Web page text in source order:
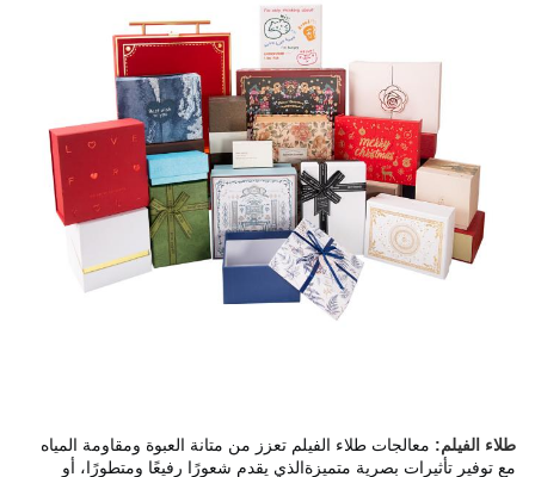
طلاء الفيلم: